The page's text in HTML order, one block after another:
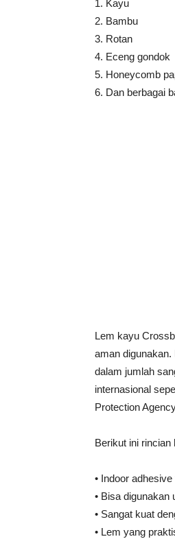
1. Kayu
2. Bambu
3. Rotan
4. Eceng gondok
5. Honeycomb
6. Dan berbagai
Lem kayu
aman
dalam jumlah
internasional
Protection
Berikut ini
• Indoor
• Bisa digunakan
• Sangat kuat
• Lem yang